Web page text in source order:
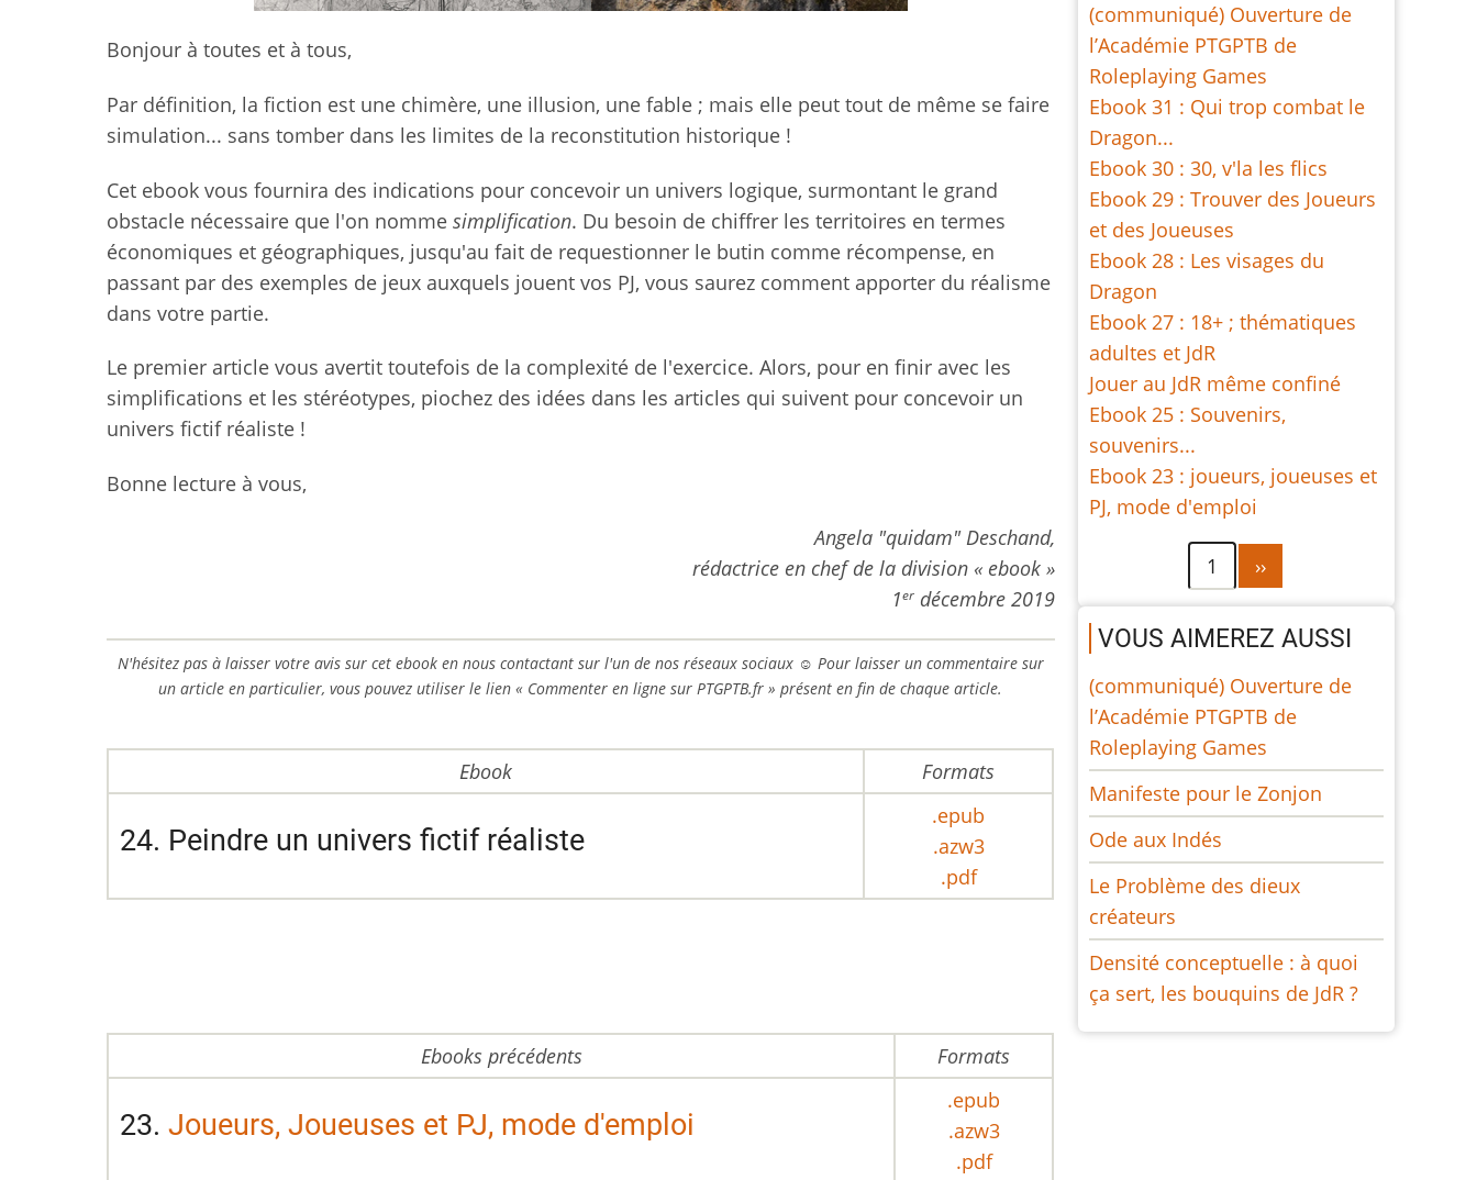
Bonjour à toutes et à tous,
Par définition, la fiction est une chimère, une illusion, une fable ; mais elle peut tout de même se faire
simulation... sans tomber dans les limites de la reconstitution historique !
Cet ebook vous fournira des indications pour concevoir un univers logique, surmontant le grand
obstacle nécessaire que l'on nomme simplification. Du besoin de chiffrer les territoires en termes
économiques et géographiques, jusqu'au fait de requestionner le butin comme récompense, en
passant par des exemples de jeux auxquels jouent vos PJ, vous saurez comment apporter du réalisme
dans votre partie.
Le premier article vous avertit toutefois de la complexité de l'exercice. Alors, pour en finir avec les
simplifications et les stéréotypes, piochez des idées dans les articles qui suivent pour concevoir un
univers fictif réaliste !
Bonne lecture à vous,
Angela "quidam" Deschand,
rédactrice en chef de la division « ebook »
1erdécembre 2019
N'hésitez pas à laisser votre avis sur cet ebook en nous contactant sur l'un de nos réseaux sociaux ☺ Pour laisser un commentaire sur
un article en particulier, vous pouvez utiliser le lien « Commenter en ligne sur PTGPTB.fr » présent en fin de chaque article.
Ebook Formats
24. Peindre un univers fictif réaliste
.epub
.azw3
.pdf
Ebooks précédents Formats
23. Joueurs, Joueuses et PJ, mode d'emploi
.epub
.azw3
.pdf
(communiqué) Ouverture de
l’Académie PTGPTB de
Roleplaying Games
Ebook 31 : Qui trop combat le
Dragon...
Ebook 30 : 30, v'la les flics
Ebook 29 : Trouver des Joueurs
et des Joueuses
Ebook 28 : Les visages du
Dragon
Ebook 27 : 18+ ; thématiques
adultes et JdR
Jouer au JdR même confiné
Ebook 25 : Souvenirs,
souvenirs...
Ebook 23 : joueurs, joueuses et
PJ, mode d'emploi
Pagination1
Page
suivante
››
VOUS AIMEREZ AUSSI
(communiqué) Ouverture de
l’Académie PTGPTB de
Roleplaying Games
Manifeste pour le Zonjon
Ode aux Indés
Le Problème des dieux
créateurs
Densité conceptuelle : à quoi
ça sert, les bouquins de JdR ?